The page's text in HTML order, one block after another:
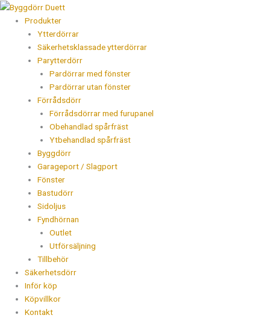
Hoppa
Produkter
Ytterdörrar
Säkerhetsklassade ytterdörrar
Parytterdörr
Pardörrar med fönster
Pardörrar utan fönster
Förrådsdörr
Förrådsdörrar med furupanel
Obehandlad spårfräst
Ytbehandlad spårfräst
Byggdörr
Garageport / Slagport
Fönster
Bastudörr
Sidoljus
Fyndhörnan
Outlet
Utförsäljning
Tillbehör
Säkerhetsdörr
Inför köp
Köpvillkor
Kontakt
Products
search